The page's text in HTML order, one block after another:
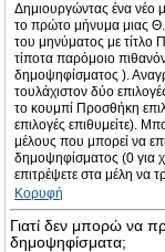
Δημιουργώντας ένα νέο
το πρώτο μήνυμα μιας
του μηνύματος με τίτλο
τίποτα παρόμοιο
δημοψηφίσματος ).
τουλάχιστον δύο
το κουμπί Προσθήκη
επιλογές επιθυμείτε).
μέλους που μπορεί να
δημοψηφίσματος (0 για
επιτρέψετε στα μέλη να
Κορυφή
Γιατί δεν μπορώ να
δημοψηφίσματα;